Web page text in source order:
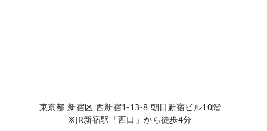
東京都 新宿区 西新宿1-13-8 朝日新宿ビル10階
※JR新宿駅「西口」から徒歩4分